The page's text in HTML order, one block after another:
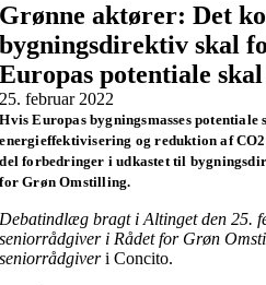
Grønne aktører: Det
bygningsdirektiv skal
Europas potentiale
25. februar 2022
Hvis Europas bygningsmasses
energieffektivisering og reduktion af
del forbedringer i udkastet til
for Grøn Omstilling.
Debatindlæg bragt i Altinget den 25.
seniorrådgiver i Rådet for Grøn
seniorrådgiveri Concito.